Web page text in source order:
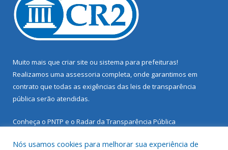
Muito mais que criar site ou sistema para prefeituras!
Realizamos uma assessoria completa, onde garantimos em
contrato que todas as exigências das leis de transparência
pública serão atendidas.
Conheça o PNTP e o Radar da Transparência Pública
Nós usamos cookies para melhorar sua experiência de